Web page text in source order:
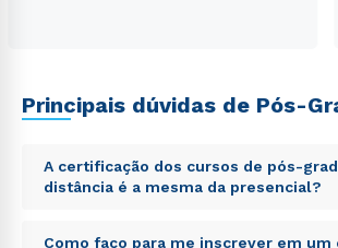
Principais dúvidas de Pós-
A certificação dos cursos de pós-
distância é a mesma da presencial?
Sed ut perspiciatis unde omnis iste
Como faço para me inscrever em um